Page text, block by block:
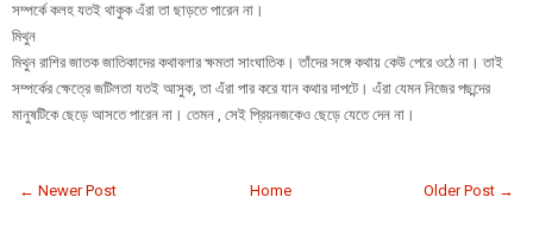
সম্পর্কে কলহ যতই থাকুক এঁরা তা ছাড়তে পারেন না।
মিথুন
মিথুন রাশির জাতক জাতিকাদের কথাবলার ক্ষমতা সাংঘাতিক। তাঁদের সঙ্গে কথায় কেউ পেরে ওঠে না। তাই
সম্পর্কের ক্ষেত্রে জটিলতা যতই আসুক, তা এঁরা পার করে যান কথার দাপটে। এঁরা যেমন নিজের পছন্দের
মানুষটিকে ছেড়ে আসতে পারেন না। তেমন , সেই প্রিয়নজকেও ছেড়ে যেতে দেন না।
← Newer Post Older Post →
Home